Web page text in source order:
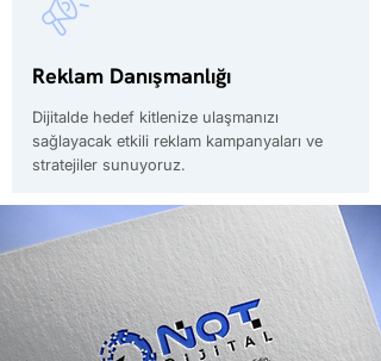
Reklam Danışmanlığı
Dijitalde hedef kitlenize ulaşmanızı
sağlayacak etkili reklam kampanyaları ve
stratejiler sunuyoruz.